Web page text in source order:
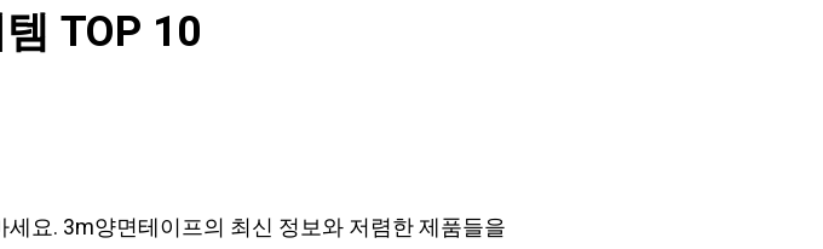
TOP 10
요. 3m양면테이프의 최신 정보와 저렴한 제품들을